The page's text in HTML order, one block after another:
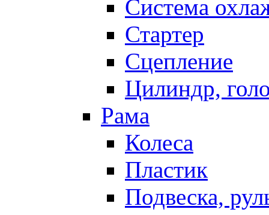
Система
Стартер
Сцепление
Цилиндр,
Рама
Колеса
Пластик
Подвеска,